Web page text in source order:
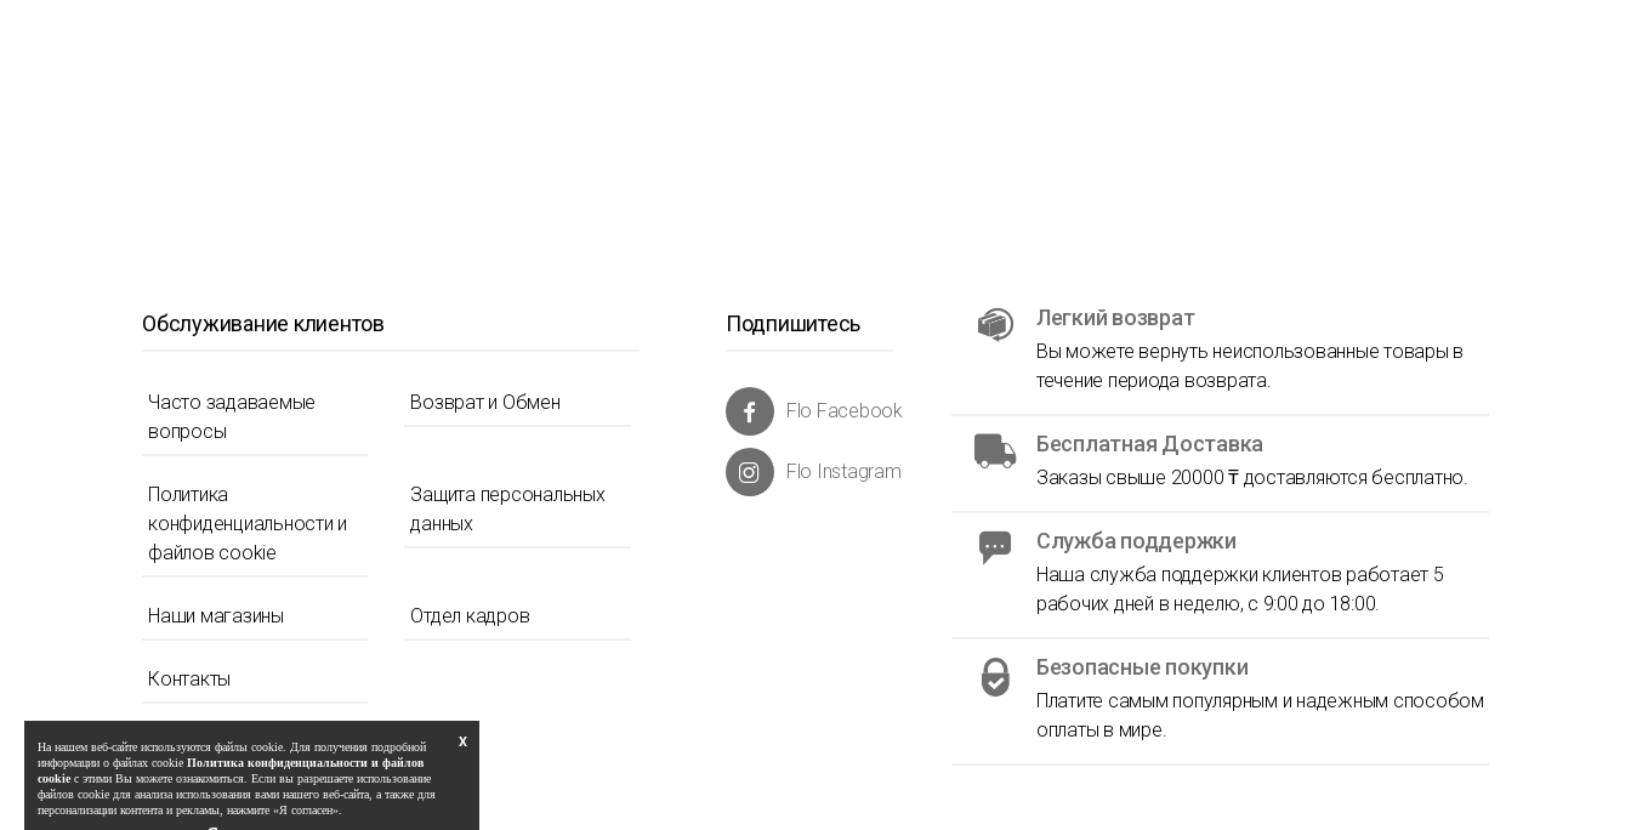
Обслуживание клиентов
Часто задаваемые
вопросы
Возврат и Обмен
Политика
конфиденциальности и
файлов cookie
Защита персональных
данных
Наши магазины Отдел кадров
Контакты
Подпишитесь
Flo Facebook
Flo Instagram
Легкий возврат
Вы можете вернуть неиспользованные товары в
течение периода возврата.
Бесплатная Доставка
Заказы свыше 20000 ₸ доставляются бесплатно.
Служба поддержки
Наша служба поддержки клиентов работает 5
рабочих дней в неделю, с 9:00 до 18:00.
Безопасные покупки
Платите самым популярным и надежным способом
оплаты в мире.
X
На нашем веб-сайте используются файлы cookie. Для получения подробной
информации о файлах cookie Политика конфиденциальности и файлов
cookie с этими Вы можете ознакомиться. Если вы разрешаете использование
файлов cookie для анализа использования вами нашего веб-сайта, а также для
персонализации контента и рекламы, нажмите «Я согласен».